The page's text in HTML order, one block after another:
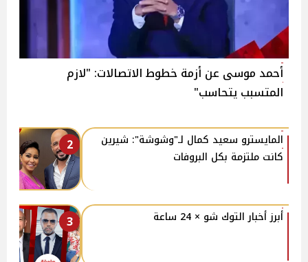
أحمد موسى عن أزمة خطوط الاتصالات: "لازم
المتسبب يتحاسب"
2
المايسترو سعيد كمال لـ"وشوشة": شيرين
كانت ملتزمة بكل البروفات
3 أبرز أخبار التوك شو × 24 ساعة